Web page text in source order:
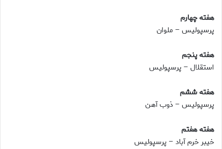
هفته چهارم
پرسپولیس – ملوان
هفته پنجم
استقلال – پرسپولیس
هفته ششم
پرسپولیس – ذوب آهن
هفته هفتم
خیبر خرم آباد – پرسپولیس